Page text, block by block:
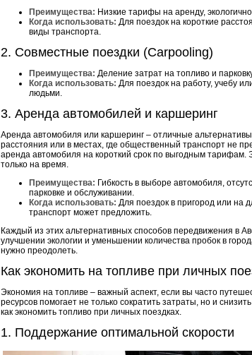
Преимущества: Низкие тарифы на аренду,
Когда использовать: Для поездок на короткие
виды транспорта.
2. Совместные поездки (Carpooling)
Преимущества: Деление затрат на топливо и
Когда использовать: Для поездок на работу, учебу
людьми.
3. Аренда автомобилей и каршеринг
Аренда автомобиля или каршеринг – отличные
расстояния или в местах, где общественный транспорт не
аренда автомобиля на короткий срок по выгодным
только на время.
Преимущества: Гибкость в выборе автомобиля,
парковке и обслуживании.
Когда использовать: Для поездок в пригород или на
транспорт может предложить.
Каждый из этих альтернативных способов передвижения в
улучшении экологии и уменьшении количества пробок в
нужно преодолеть.
Как экономить на топливе при личных
Экономия на топливе – важный аспект, если вы часто
ресурсов помогает не только сократить затраты, но и
как экономить топливо при личных поездках.
1. Поддержание оптимальной скорости